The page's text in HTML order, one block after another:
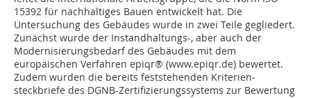
15392 für nachhaltiges Bauen entwickelt hat. Die
Untersuchung des Gebäudes wurde in zwei Teile gegliedert.
Zunächst wurde der Instandhaltungs-, aber auch der
Modernisierungsbedarf des Gebäudes mit dem
europäischen Verfahren epiqr® (www.epiqr.de) bewertet.
Zudem wurden die bereits feststehenden Kriterien­
steckbriefe des DGNB-Zertifizierungssystems zur Bewertung